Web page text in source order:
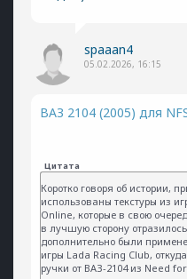
spaaan4
05.02.2026, 16:15
ВАЗ 2104 (2005) для
Цитата
Коротко говоря об истории,
использованы текстуры из
Online, которые в свою
в лучшую сторону
дополнительно были
игры Lada Racing Club,
ручки от ВАЗ-2104 из Need